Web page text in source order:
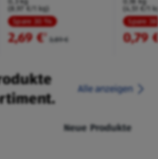
(8,97 €/1 kg)
Spare 30 %
2,69 €² 3,89 €
(4,51 €/1
Spare
0,79
Alle anzeigen
Neue Produkte